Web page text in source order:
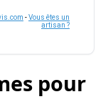
-Vous êtes un
artisan ?
pour